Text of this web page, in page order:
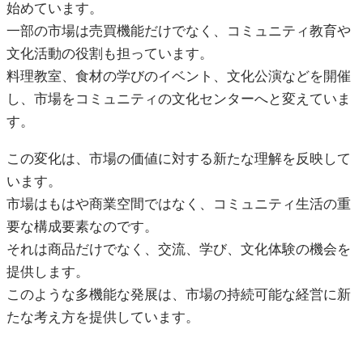
始めています。
一部の市場は売買機能だけでなく、コミュニティ教育や
文化活動の役割も担っています。
料理教室、食材の学びのイベント、文化公演などを開催
し、市場をコミュニティの文化センターへと変えていま
す。
この変化は、市場の価値に対する新たな理解を反映して
います。
市場はもはや商業空間ではなく、コミュニティ生活の重
要な構成要素なのです。
それは商品だけでなく、交流、学び、文化体験の機会を
提供します。
このような多機能な発展は、市場の持続可能な経営に新
たな考え方を提供しています。